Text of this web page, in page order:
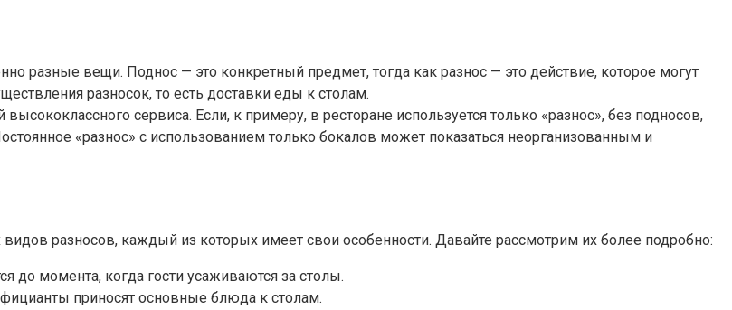
разные вещи. Поднос — это конкретный предмет, тогда как разнос — это действие, которое могут
разносок, то есть доставки еды к столам.
сервиса. Если, к примеру, в ресторане используется только «разнос», без подносов,
«разнос» с использованием только бокалов может показаться неорганизованным и
разносов, каждый из которых имеет свои особенности. Давайте рассмотрим их более подробно:
до момента, когда гости усаживаются за столы.
приносят основные блюда к столам.